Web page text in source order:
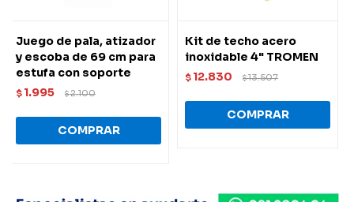
Juego de pala, atizador
y escoba de 69 cm para
estufa con soporte
$ 1.995 $2.100
Kit de techo acero
inoxidable 4" TROMEN
$ 12.830 $13.507